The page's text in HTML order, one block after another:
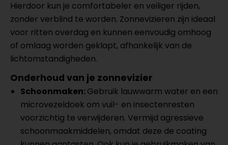
Hierdoor kun je comfortabeler en veiliger rijden,
zonder verblind te worden. Zonnevizieren zijn ideaal
voor ritten overdag en kunnen eenvoudig omhoog
of omlaag worden geklapt, afhankelijk van de
lichtomstandigheden.
Onderhoud van je zonnevizier
Schoonmaken:Gebruik lauwwarm water en een
microvezeldoek om vuil- en insectenresten
voorzichtig te verwijderen. Vermijd agressieve
schoonmaakmiddelen, omdat deze de coating